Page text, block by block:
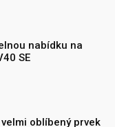
nabídku na
SE
oblíbený prvek